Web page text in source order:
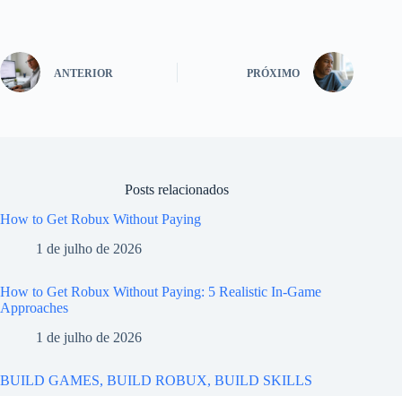
ANTERIOR PRÓXIMO
Posts relacionados
How to Get Robux Without Paying
1 de julho de 2026
How to Get Robux Without Paying: 5 Realistic In-Game
Approaches
1 de julho de 2026
BUILD GAMES, BUILD ROBUX, BUILD SKILLS